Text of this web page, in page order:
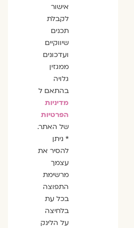
אישור
לקבלת
תכנים
שיווקיים
ועדכונים
ממגזין
גלויה
בהתאם ל
מדיניות
הפרטיות
של האתר.
* ניתן
להסיר את
עצמך
מרשימת
התפוצה
בכל עת
בלחיצה
על הלינק